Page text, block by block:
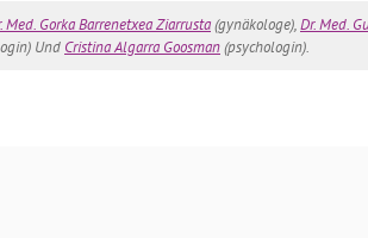
Med. Gorka Barrenetxea Ziarrusta(gynäkologe),Dr. Med.
Und Cristina Algarra Goosman(psychologin).